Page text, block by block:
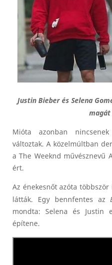
Justin Bieber és Selena
Mióta azonban
változtak. A közelmúltban
a The Weeknd művésznevű
ért.
Az énekesnőt azóta
látták. Egy bennfentes az
mondta: Selena és Justin
építene.